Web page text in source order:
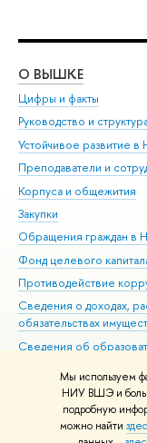
Мы используем
НИУ ВШЭ и
подробную
можно найти
О ВЫШКЕ
Цифры и факты
Руководство и
Устойчивое развитие
Преподаватели и
Корпуса и общежития
Закупки
Обращения граждан в
Фонд целевого
Противодействие
Сведения о доходах,
обязательствах
Сведения об
Людям с
Единая платежная
Работа в Вышке